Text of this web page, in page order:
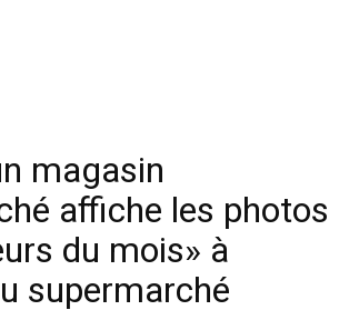
magasin
affiche les photos
du mois» à
supermarché